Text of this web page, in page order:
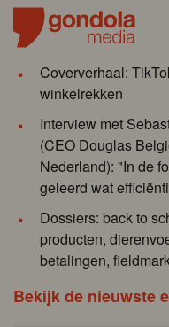
Coververhaal:
winkelrekken
Interview met
(CEO Douglas
Nederland): "In de
geleerd wat
Dossiers: back to
producten,
betalingen,
Bekijk de nieuwste